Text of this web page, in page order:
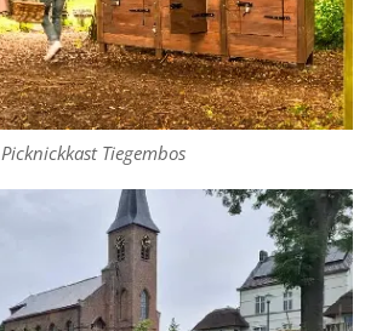
Picknickkast Tiegembos